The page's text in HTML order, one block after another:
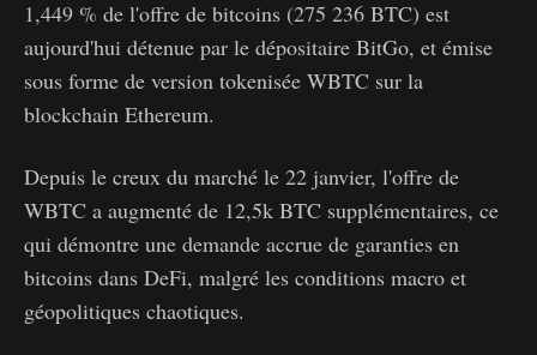
1,449 % de l'offre de bitcoins (275 236 BTC) est
aujourd'hui détenue par le dépositaire BitGo, et émise
sous forme de version tokenisée WBTC sur la
blockchain Ethereum.
Depuis le creux du marché le 22 janvier, l'offre de
WBTC a augmenté de 12,5k BTC supplémentaires, ce
qui démontre une demande accrue de garanties en
bitcoins dans DeFi, malgré les conditions macro et
géopolitiques chaotiques.